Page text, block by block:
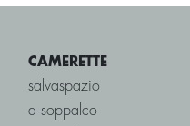
CAMERETTE
salvaspazio
a soppalco